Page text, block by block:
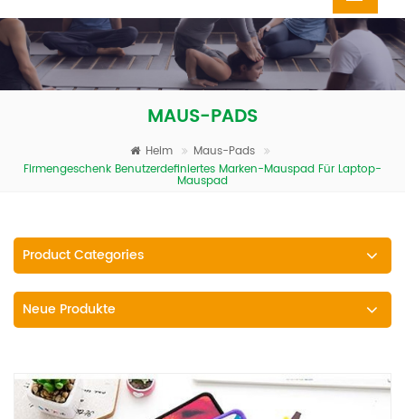
MAUS-PADS
Heim
Maus-Pads
Firmengeschenk Benutzerdefiniertes Marken-Mauspad Für Laptop-
Mauspad
Product Categories
Neue Produkte